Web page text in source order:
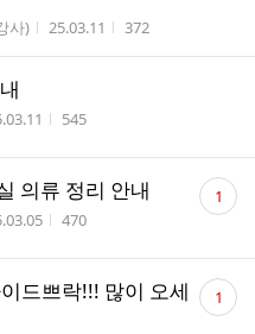
사) 작성시간
25.03.11 조회수
372
시간 조회수
545
의류 정리 안내
시간 조회수
470
댓
글 1
드쁘락!!! 많이 오세
댓
글 1